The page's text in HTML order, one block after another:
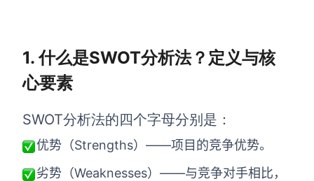
客户端、插件
1. 什么是SWOT分析法？定义与核
心要素
SWOT分析法的四个字母分别是：
优势（Strengths）——项目的竞争优势。
劣势（Weaknesses）——与竞争对手相比，